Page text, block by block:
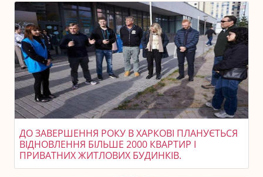
ДО ЗАВЕРШЕННЯ РОКУ В ХАРКОВІ ПЛАНУЄТЬСЯ
ВІДНОВЛЕННЯ БІЛЬШЕ 2000 КВАРТИР І
ПРИВАТНИХ ЖИТЛОВИХ БУДИНКІВ.